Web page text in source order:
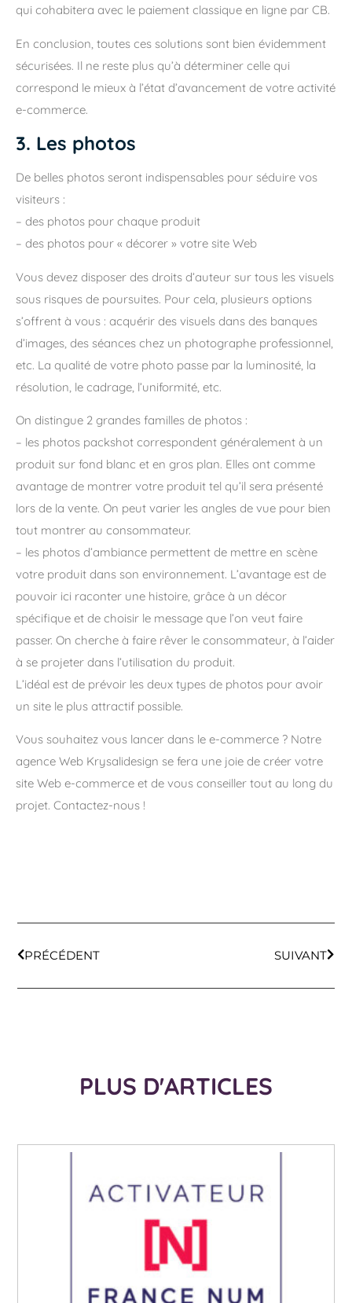
qui cohabitera avec le paiement classique en ligne par CB.
En conclusion, toutes ces solutions sont bien évidemment
sécurisées. Il ne reste plus qu’à déterminer celle qui
correspond le mieux à l’état d’avancement de votre activité
e-commerce.
3. Les photos
De belles photos seront indispensables pour séduire vos
visiteurs :
– des photos pour chaque produit
– des photos pour « décorer » votre site Web
Vous devez disposer des droits d’auteur sur tous les visuels
sous risques de poursuites. Pour cela, plusieurs options
s’offrent à vous : acquérir des visuels dans des banques
d’images, des séances chez un photographe professionnel,
etc. La qualité de votre photo passe par la luminosité, la
résolution, le cadrage, l’uniformité, etc.
On distingue 2 grandes familles de photos :
– les photos packshot correspondent généralement à un
produit sur fond blanc et en gros plan. Elles ont comme
avantage de montrer votre produit tel qu’il sera présenté
lors de la vente. On peut varier les angles de vue pour bien
tout montrer au consommateur.
– les photos d’ambiance permettent de mettre en scène
votre produit dans son environnement. L’avantage est de
pouvoir ici raconter une histoire, grâce à un décor
spécifique et de choisir le message que l’on veut faire
passer. On cherche à faire rêver le consommateur, à l’aider
à se projeter dans l’utilisation du produit.
L’idéal est de prévoir les deux types de photos pour avoir
un site le plus attractif possible.
Vous souhaitez vous lancer dans le e-commerce ? Notre
agence Web Krysalidesign se fera une joie de créer votre
site Web e-commerce et de vous conseiller tout au long du
projet. Contactez-nous !
PRÉCÉDENT SUIVANT
PLUS D'ARTICLES